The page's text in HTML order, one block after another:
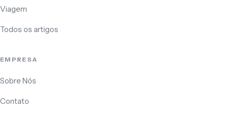
Viagem
Todos os artigos
EMPRESA
Sobre Nós
Contato